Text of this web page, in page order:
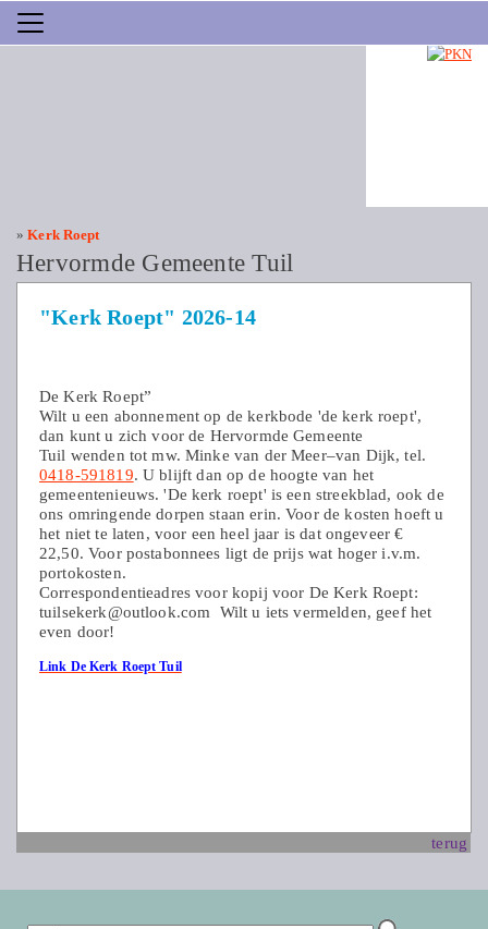
»Kerk Roept
Hervormde Gemeente Tuil
"Kerk Roept" 2026-14
De Kerk Roept”
Wilt u een abonnement op de kerkbode 'de kerk roept',
dan kunt u zich voor de Hervormde Gemeente
Tuil wenden tot mw. Minke van der Meer–van Dijk, tel.
0418-591819. U blijft dan op de hoogte van het
gemeentenieuws. 'De kerk roept' is een streekblad, ook de
ons omringende dorpen staan erin. Voor de kosten hoeft u
het niet te laten, voor een heel jaar is dat ongeveer €
22,50. Voor postabonnees ligt de prijs wat hoger i.v.m.
portokosten.
Correspondentieadres voor kopij voor De Kerk Roept:
tuilsekerk@outlook.com Wilt u iets vermelden, geef het
even door!
Link De Kerk Roept Tuil
terug